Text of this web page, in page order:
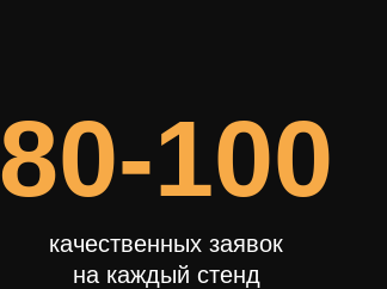
80-100
качественных заявок
на каждый стенд